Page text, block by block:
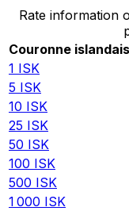
Rate information
Couronne
1 ISK
5 ISK
10 ISK
25 ISK
50 ISK
100 ISK
500 ISK
1 000 ISK